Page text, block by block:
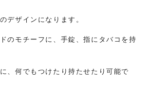
デザインになります。
のモチーフに、手錠、指にタバコを持
、何でもつけたり持たせたり可能で